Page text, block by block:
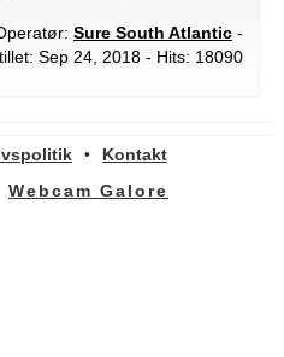
Sure South Atlantic -
Sep 24, 2018 - Hits: 18090
•
Kontakt
Webcam Galore